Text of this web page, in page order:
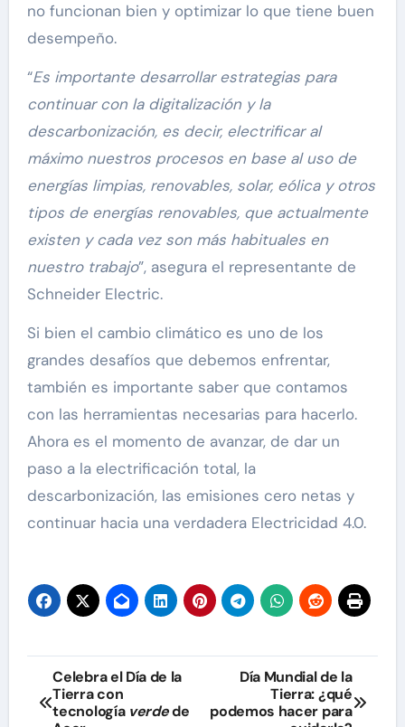
no funcionan bien y optimizar lo que tiene buen
desempeño.
“Es importante desarrollar estrategias para
continuar con la digitalización y la
descarbonización, es decir, electrificar al
máximo nuestros procesos en base al uso de
energías limpias, renovables, solar, eólica y otros
tipos de energías renovables, que actualmente
existen y cada vez son más habituales en
nuestro trabajo”, asegura el representante de
Schneider Electric.
Si bien el cambio climático es uno de los
grandes desafíos que debemos enfrentar,
también es importante saber que contamos
con las herramientas necesarias para hacerlo.
Ahora es el momento de avanzar, de dar un
paso a la electrificación total, la
descarbonización, las emisiones cero netas y
continuar hacia una verdadera Electricidad 4.0.
Navegación
de
Celebra el Día de la
Tierra con
tecnología verdede
Día Mundial de la
Tierra: ¿qué
podemos hacer para